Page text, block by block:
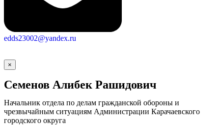
edds23002@yandex.ru
×
Семенов Алибек Рашидович
Начальник отдела по делам гражданской обороны и
чрезвычайным ситуациям Администрации Карачаевского
городского округа